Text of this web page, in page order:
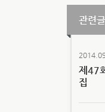
관련
제47
집